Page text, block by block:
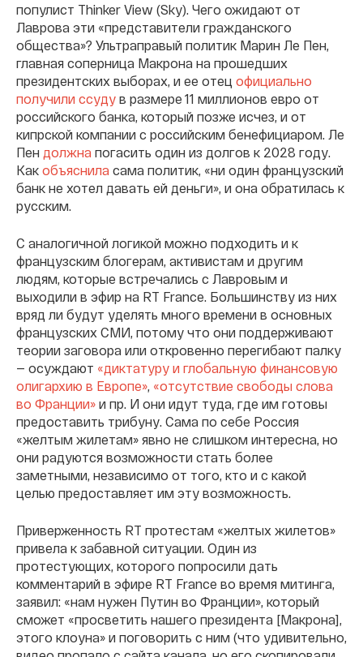
популист Thinker View (Sky). Чего ожидают от
Лаврова эти «представители гражданского
общества»? Ультраправый политик Марин Ле Пен,
главная соперница Макрона на прошедших
президентских выборах, и ее отец официально
получили ссуду в размере 11 миллионов евро от
российского банка, который позже исчез, и от
кипрской компании с российским бенефициаром. Ле
Пен должна погасить один из долгов к 2028 году.
Как объяснила сама политик, «ни один французский
банк не хотел давать ей деньги», и она обратилась к
русским.
С аналогичной логикой можно подходить и к
французским блогерам, активистам и другим
людям, которые встречались с Лавровым и
выходили в эфир на RT France. Большинству из них
вряд ли будут уделять много времени в основных
французских СМИ, потому что они поддерживают
теории заговора или откровенно перегибают палку
— осуждают «диктатуру и глобальную финансовую
олигархию в Европе» «отсутствие свободы слова
во Франции» и пр. И они идут туда, где им готовы
предоставить трибуну. Сама по себе Россия
«желтым жилетам» явно не слишком интересна, но
они радуются возможности стать более
заметными, независимо от того, кто и с какой
целью предоставляет им эту возможность.
Приверженность RT протестам «желтых жилетов»
привела к забавной ситуации. Один из
протестующих, которого попросили дать
комментарий в эфире RT France во время митинга,
заявил: «нам нужен Путин во Франции», который
сможет «просветить нашего президента [Макрона],
этого клоуна» и поговорить с ним (что удивительно,